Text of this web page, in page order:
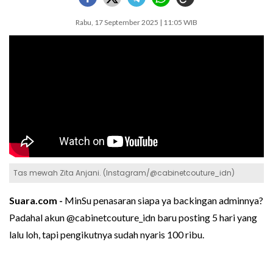
Rabu, 17 September 2025 | 11:05 WIB
Tas mewah Zita Anjani. (Instagram/@cabinetcouture_idn)
Suara.com - MinSu penasaran siapa ya backingan adminnya?
Padahal akun @cabinetcouture_idn baru posting 5 hari yang
lalu loh, tapi pengikutnya sudah nyaris 100 ribu.